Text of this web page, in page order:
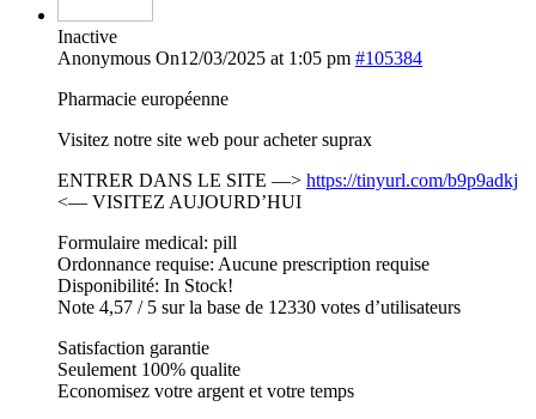
Inactive
Anonymous On12/03/2025 at 1:05 pm #105384
Pharmacie européenne
Visitez notre site web pour acheter suprax
ENTRER DANS LE SITE —> https://tinyurl.com/b9p9adkj
<— VISITEZ AUJOURD’HUI
Formulaire medical: pill
Ordonnance requise: Aucune prescription requise
Disponibilité: In Stock!
Note 4,57 / 5 sur la base de 12330 votes d’utilisateurs
Satisfaction garantie
Seulement 100% qualite
Economisez votre argent et votre temps